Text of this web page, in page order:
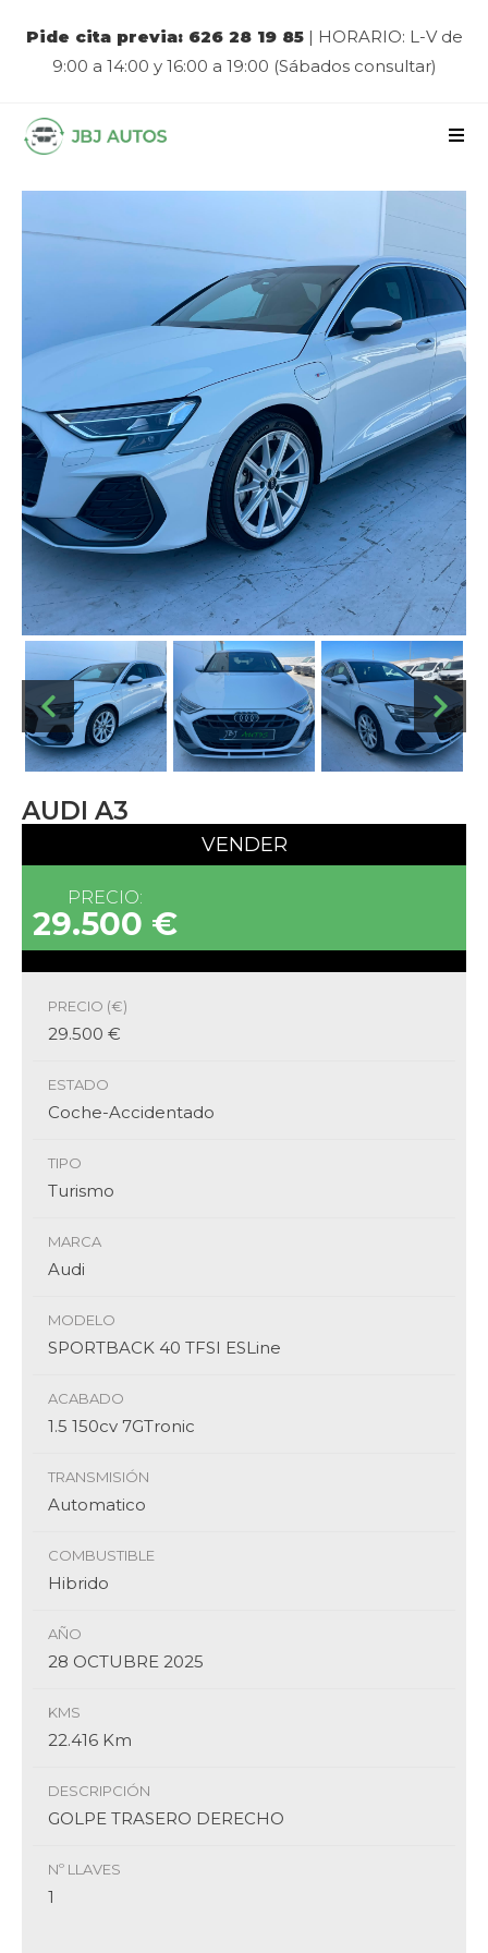
Pide cita previa: 626 28 19 85| HORARIO: L-V de
9:00 a 14:00 y 16:00 a 19:00 (Sábados consultar)
AUDI A3
VENDER
PRECIO:
29.500 €
PRECIO (€)
29.500 €
ESTADO
Coche-Accidentado
TIPO
Turismo
MARCA
Audi
MODELO
SPORTBACK 40 TFSI ESLine
ACABADO
1.5 150cv 7GTronic
TRANSMISIÓN
Automatico
COMBUSTIBLE
Hibrido
AÑO
28 OCTUBRE 2025
KMS
22.416 Km
DESCRIPCIÓN
GOLPE TRASERO DERECHO
Nº LLAVES
1